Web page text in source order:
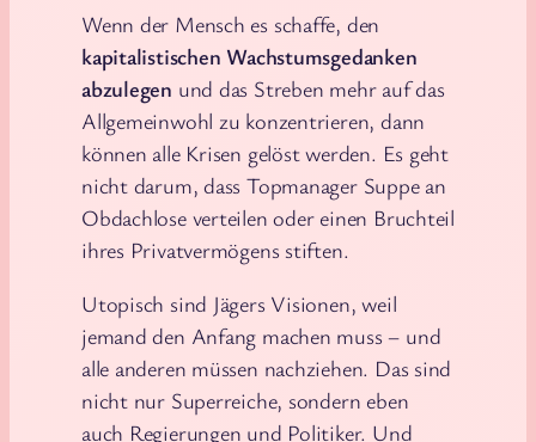
Wenn der Mensch es schaffe, den
kapitalistischen Wachstumsgedanken
abzulegen und das Streben mehr auf das
Allgemeinwohl zu konzentrieren, dann
können alle Krisen gelöst werden. Es geht
nicht darum, dass Topmanager Suppe an
Obdachlose verteilen oder einen Bruchteil
ihres Privatvermögens stiften.
Utopisch sind Jägers Visionen, weil
jemand den Anfang machen muss – und
alle anderen müssen nachziehen. Das sind
nicht nur Superreiche, sondern eben
auch Regierungen und Politiker. Und